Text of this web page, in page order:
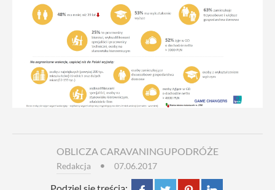
OBLICZA CARAVANINGUPODRÓŻE
Redakcja 07.06.2017